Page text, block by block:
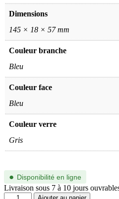
Dimensions
145 × 18 × 57 mm
Couleur branche
Bleu
Couleur face
Bleu
Couleur verre
Gris
● Disponibilité en ligne
Livraison sous 7 à 10 jours
quantité